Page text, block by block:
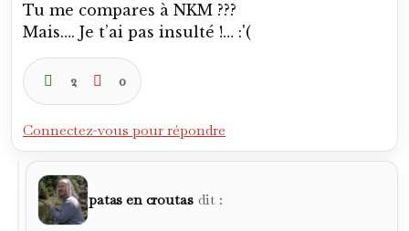
Tu me compares à NKM ???
Mais…. Je t’ai pas insulté !… :'(
2 0
Connectez-vous pour répondre
patas en croutas dit :